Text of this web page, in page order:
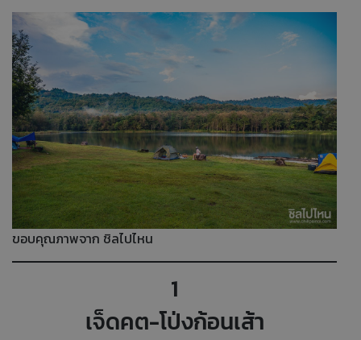
ขอบคุณภาพจาก ชิลไปไหน
1
เจ็ดคต-โป่งก้อนเส้า